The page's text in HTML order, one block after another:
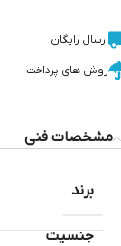
ارسال رایگان
روش های پرداخت
مشخصات فنی
جنسیت
برند